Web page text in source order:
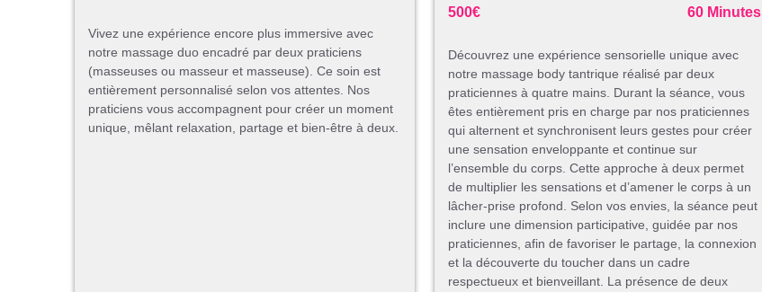
Vivez une expérience encore plus immersive avec
notre massage duo encadré par deux praticiens
(masseuses ou masseur et masseuse). Ce soin est
entièrement personnalisé selon vos attentes. Nos
praticiens vous accompagnent pour créer un moment
unique, mêlant relaxation, partage et bien-être à deux.
500€ 60 Minutes
Découvrez une expérience sensorielle unique avec
notre massage body tantrique réalisé par deux
praticiennes à quatre mains. Durant la séance, vous
êtes entièrement pris en charge par nos praticiennes
qui alternent et synchronisent leurs gestes pour créer
une sensation enveloppante et continue sur
l’ensemble du corps. Cette approche à deux permet
de multiplier les sensations et d’amener le corps à un
lâcher-prise profond. Selon vos envies, la séance peut
inclure une dimension participative, guidée par nos
praticiennes, afin de favoriser le partage, la connexion
et la découverte du toucher dans un cadre
respectueux et bienveillant. La présence de deux